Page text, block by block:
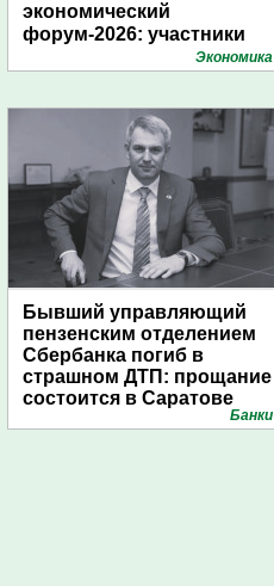
экономический
форум-2026: участники
подготовили креативные
Экономика
Бывший управляющий
пензенским отделением
Сбербанка погиб в
страшном ДТП: прощание
состоится в Саратове
Банки